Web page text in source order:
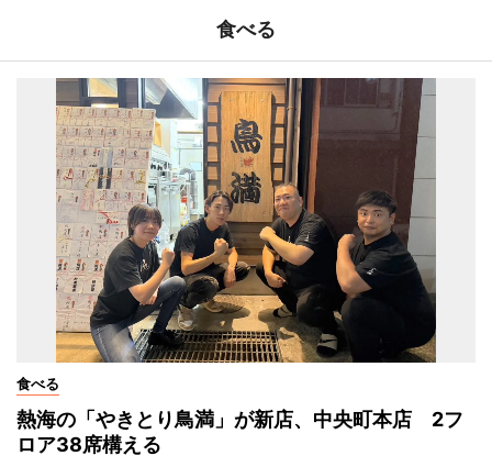
食べる
食べる
熱海の「やきとり鳥満」が新店、中央町本店 2フ
ロア38席構える